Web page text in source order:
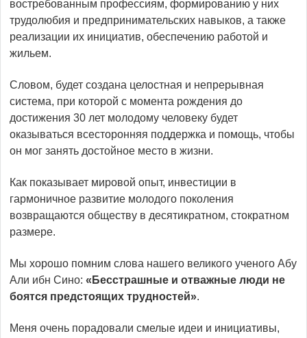
востребованным профессиям, формированию у них
трудолюбия и предпринимательских навыков, а также
реализации их инициатив, обеспечению работой и
жильем.
Словом, будет создана целостная и непрерывная
система, при которой с момента рождения до
достижения 30 лет молодому человеку будет
оказываться всесторонняя поддержка и помощь, чтобы
он мог занять достойное место в жизни.
Как показывает мировой опыт, инвестиции в
гармоничное развитие молодого поколения
возвращаются обществу в десятикратном, стократном
размере.
Мы хорошо помним слова нашего великого ученого Абу
Али ибн Сино: «Бесстрашные и отважные люди не
боятся предстоящих трудностей».
Меня очень порадовали смелые идеи и инициативы,